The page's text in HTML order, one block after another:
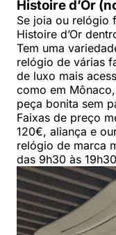
Histoire d’Or
Se joia ou relógio
Histoire d’Or
Tem uma
relógio de várias
de luxo mais
como em
peça bonita sem
Faixas de preço
120€, aliança e
relógio de marca
das 9h30 às